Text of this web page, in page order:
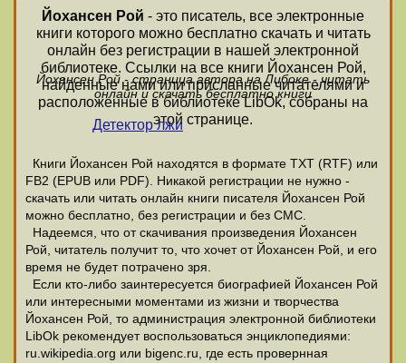
Йохансен Рой - это писатель, все электронные
книги которого можно бесплатно скачать и читать
онлайн без регистрации в нашей электронной
библиотеке. Ссылки на все книги Йохансен Рой,
найденные нами или присланные читателями и
расположенные в библиотеке LibOk, собраны на
этой странице.
Йохансен Рой - страница автора на Либоке - читать
онлайн и скачать бесплатно книги
Детектор лжи
Книги Йохансен Рой находятся в формате ТХТ (RTF) или
FB2 (EPUB или PDF). Никакой регистрации не нужно -
скачать или читать онлайн книги писателя Йохансен Рой
можно бесплатно, без регистрации и без СМС.
Надеемся, что от скачивания произведения Йохансен
Рой, читатель получит то, что хочет от Йохансен Рой, и его
время не будет потрачено зря.
Если кто-либо заинтересуется биографией Йохансен Рой
или интересными моментами из жизни и творчества
Йохансен Рой, то администрация электронной библиотеки
LibOk рекомендует воспользоваться энциклопедиями:
ru.wikipedia.org или bigenc.ru, где есть провернная